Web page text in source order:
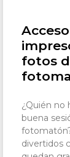
fotos
¿Quién no
buena
divertidos